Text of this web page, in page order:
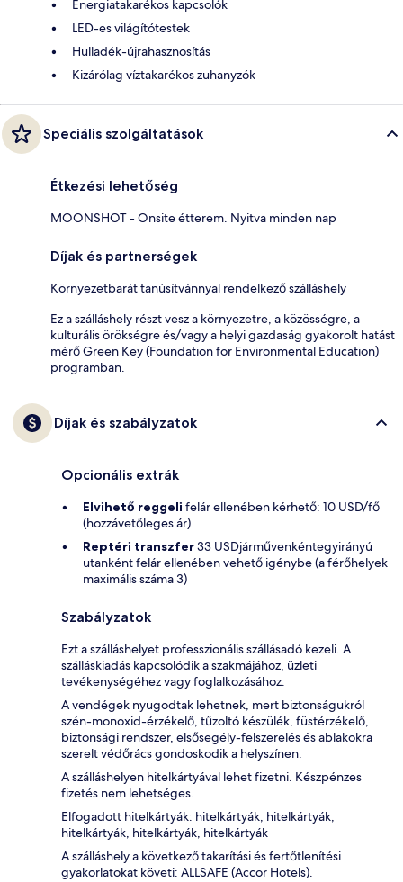
Energiatakarékos kapcsolók
LED-es világítótestek
Hulladék-újrahasznosítás
Kizárólag víztakarékos zuhanyzók
Speciális szolgáltatások
Étkezési lehetőség
MOONSHOT - Onsite étterem. Nyitva minden nap
Díjak és partnerségek
Környezetbarát tanúsítvánnyal rendelkező szálláshely
Ez a szálláshely részt vesz a környezetre, a közösségre, a
kulturális örökségre és/vagy a helyi gazdaság gyakorolt hatást
mérő Green Key (Foundation for Environmental Education)
programban.
Díjak és szabályzatok
Opcionális extrák
Elvihető reggeli felár ellenében kérhető: 10 USD/fő
(hozzávetőleges ár)
Reptéri transzfer33 USDjárművenkéntegyirányú
utanként felár ellenében vehető igénybe (a férőhelyek
maximális száma 3)
Szabályzatok
Ezt a szálláshelyet professzionális szállásadó kezeli. A
szálláskiadás kapcsolódik a szakmájához, üzleti
tevékenységéhez vagy foglalkozásához.
A vendégek nyugodtak lehetnek, mert biztonságukról
szén-monoxid-érzékelő, tűzoltó készülék, füstérzékelő,
biztonsági rendszer, elsősegély-felszerelés és ablakokra
szerelt védőrács gondoskodik a helyszínen.
A szálláshelyen hitelkártyával lehet fizetni. Készpénzes
fizetés nem lehetséges.
Elfogadott hitelkártyák: hitelkártyák, hitelkártyák,
hitelkártyák, hitelkártyák, hitelkártyák
A szálláshely a következő takarítási és fertőtlenítési
gyakorlatokat követi: ALLSAFE (Accor Hotels).